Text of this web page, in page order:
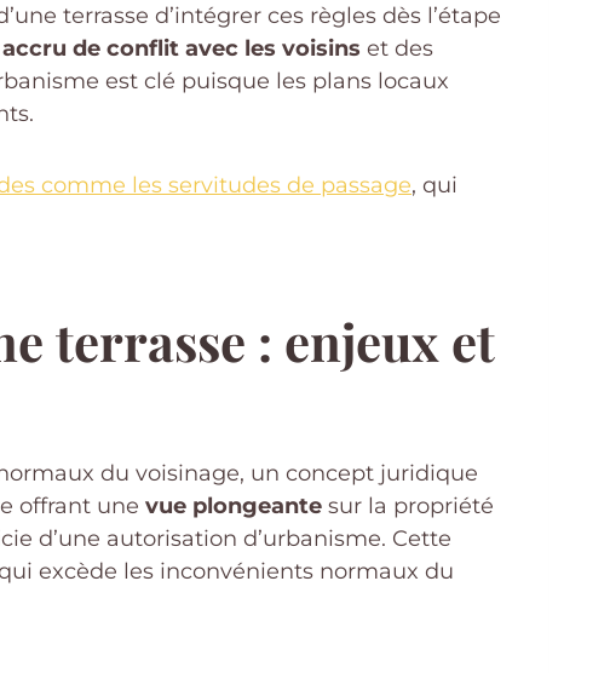
terrasse d’intégrer ces règles dès l’étape
de conflit avec les voisins et des
est clé puisque les plans locaux
comme les servitudes de passage, qui
terrasse : enjeux et
du voisinage, un concept juridique
offrant une vue plongeante sur la propriété
d’une autorisation d’urbanisme. Cette
excède les inconvénients normaux du